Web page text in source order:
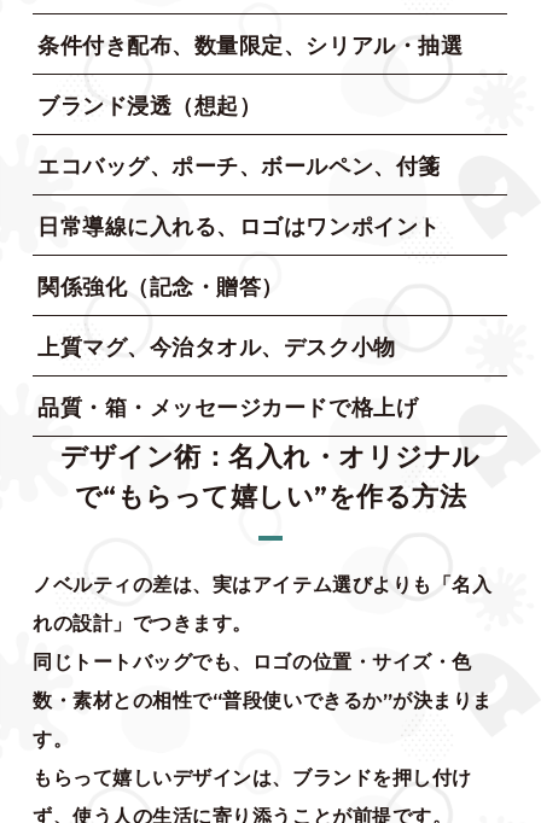
条件付き配布、数量限定、シリアル・抽選
ブランド浸透（想起）
エコバッグ、ポーチ、ボールペン、付箋
日常導線に入れる、ロゴはワンポイント
関係強化（記念・贈答）
上質マグ、今治タオル、デスク小物
品質・箱・メッセージカードで格上げ
デザイン術：名入れ・オリジナル
で“もらって嬉しい”を作る方法
ノベルティの差は、実はアイテム選びよりも「名入
れの設計」でつきます。
同じトートバッグでも、ロゴの位置・サイズ・色
数・素材との相性で“普段使いできるか”が決まりま
す。
もらって嬉しいデザインは、ブランドを押し付け
ず、使う人の生活に寄り添うことが前提です。